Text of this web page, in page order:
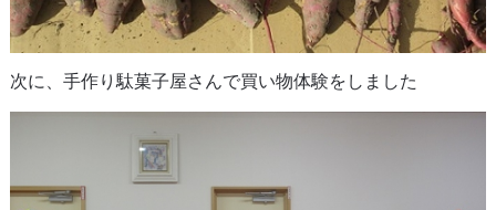
次に、手作り駄菓子屋さんで買い物体験をしました